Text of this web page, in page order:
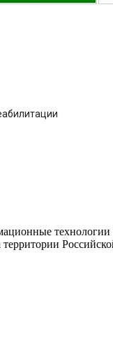
технологии